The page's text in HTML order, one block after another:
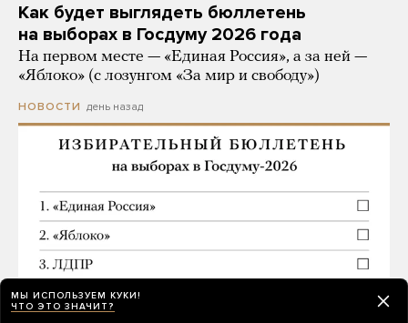
Как будет выглядеть бюллетень
на выборах в Госдуму 2026 года
На первом месте — «Единая Россия», а за ней —
«Яблоко» (с лозунгом «За мир и свободу»)
НОВОСТИ день назад
МЫ ИСПОЛЬЗУЕМ КУКИ!
ЧТО ЭТО ЗНАЧИТ?